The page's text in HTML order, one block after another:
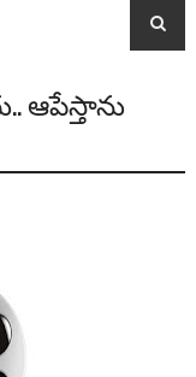
ఆపేస్తాను